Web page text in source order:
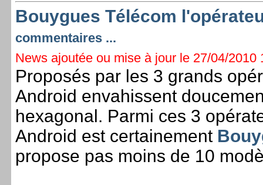
Bouygues Télécom
commentaires ...
News ajoutée ou mise à jour le 27/04/2010
Proposés par les 3 grands
Android envahissent
hexagonal. Parmi ces 3
Android est certainement
propose pas moins de 10